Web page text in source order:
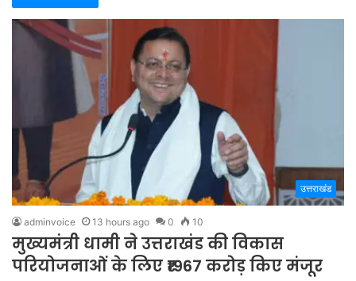
उत्तराखंड
adminvoice 13 hours ago 0 10
मुख्यमंत्री धामी ने उत्तराखंड की विकास
परियोजनाओं के लिए ₹1967 करोड़ किए मंजूर